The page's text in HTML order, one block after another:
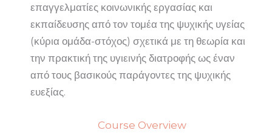
επαγγελματίες κοινωνικής εργασίας και
εκπαίδευσης από τον τομέα της ψυχικής υγείας
(κύρια ομάδα-στόχος) σχετικά με τη θεωρία και
την πρακτική της υγιεινής διατροφής ως έναν
από τους βασικούς παράγοντες της ψυχικής
ευεξίας.
Course Overview